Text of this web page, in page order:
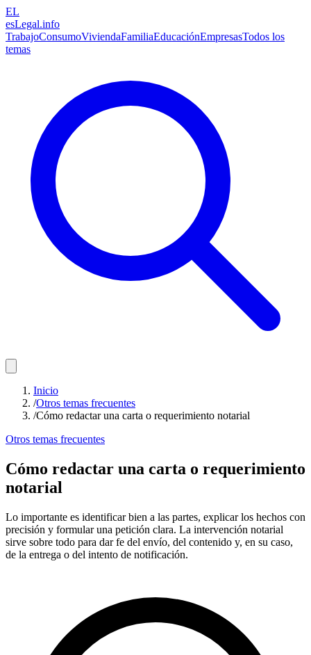
EL
esLegal.info
TrabajoConsumoViviendaFamiliaEducaciónEmpresasTodos los
temas
Inicio
/Otros temas frecuentes
/Cómo redactar una carta o requerimiento notarial
Otros temas frecuentes
Cómo redactar una carta o requerimiento
notarial
Lo importante es identificar bien a las partes, explicar los hechos con
precisión y formular una petición clara. La intervención notarial
sirve sobre todo para dar fe del envío, del contenido y, en su caso,
de la entrega o del intento de notificación.